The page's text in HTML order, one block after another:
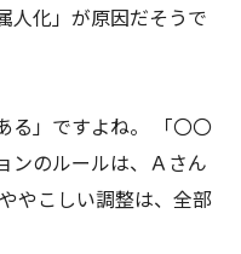
人化」が原因だそうで
る」ですよね。 「〇〇
ンのルールは、Ａさん
やこしい調整は、全部